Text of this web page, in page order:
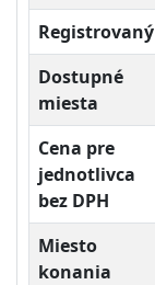
Registrovaný
Dostupné
miesta
Cena pre
jednotlivca
bez DPH
Miesto
konania